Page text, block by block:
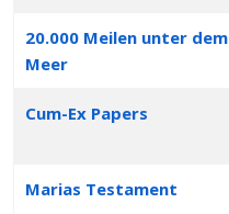
20.000 Meilen unter dem
Meer
Cum-Ex Papers
Marias Testament